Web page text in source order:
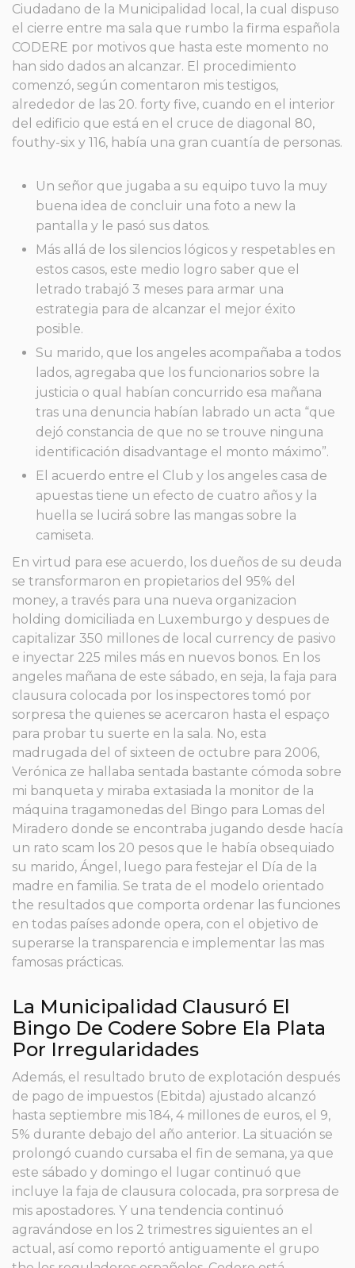
Ciudadano de la Municipalidad local, la cual dispuso
el cierre entre ma sala que rumbo la firma española
CODERE por motivos que hasta este momento no
han sido dados an alcanzar. El procedimiento
comenzó, según comentaron mis testigos,
alrededor de las 20. forty five, cuando en el interior
del edificio que está en el cruce de diagonal 80,
fouthy-six y 116, había una gran cuantía de personas.
Un señor que jugaba a su equipo tuvo la muy
buena idea de concluir una foto a new la
pantalla y le pasó sus datos.
Más allá de los silencios lógicos y respetables en
estos casos, este medio logro saber que el
letrado trabajó 3 meses para armar una
estrategia para de alcanzar el mejor éxito
posible.
Su marido, que los angeles acompañaba a todos
lados, agregaba que los funcionarios sobre la
justicia o qual habían concurrido esa mañana
tras una denuncia habían labrado un acta “que
dejó constancia de que no se trouve ninguna
identificación disadvantage el monto máximo”.
El acuerdo entre el Club y los angeles casa de
apuestas tiene un efecto de cuatro años y la
huella se lucirá sobre las mangas sobre la
camiseta.
En virtud para ese acuerdo, los dueños de su deuda
se transformaron en propietarios del 95% del
money, a través para una nueva organizacion
holding domiciliada en Luxemburgo y despues de
capitalizar 350 millones de local currency de pasivo
e inyectar 225 miles más en nuevos bonos. En los
angeles mañana de este sábado, en seja, la faja para
clausura colocada por los inspectores tomó por
sorpresa the quienes se acercaron hasta el espaço
para probar tu suerte en la sala. No, esta
madrugada del of sixteen de octubre para 2006,
Verónica ze hallaba sentada bastante cómoda sobre
mi banqueta y miraba extasiada la monitor de la
máquina tragamonedas del Bingo para Lomas del
Miradero donde se encontraba jugando desde hacía
un rato scam los 20 pesos que le había obsequiado
su marido, Ángel, luego para festejar el Día de la
madre en familia. Se trata de el modelo orientado
the resultados que comporta ordenar las funciones
en todas países adonde opera, con el objetivo de
superarse la transparencia e implementar las mas
famosas prácticas.
La Municipalidad Clausuró El
Bingo De Codere Sobre Ela Plata
Por Irregularidades
Además, el resultado bruto de explotación después
de pago de impuestos (Ebitda) ajustado alcanzó
hasta septiembre mis 184, 4 millones de euros, el 9,
5% durante debajo del año anterior. La situación se
prolongó cuando cursaba el fin de semana, ya que
este sábado y domingo el lugar continuó que
incluye la faja de clausura colocada, pra sorpresa de
mis apostadores. Y una tendencia continuó
agravándose en los 2 trimestres siguientes an el
actual, así como reportó antiguamente el grupo